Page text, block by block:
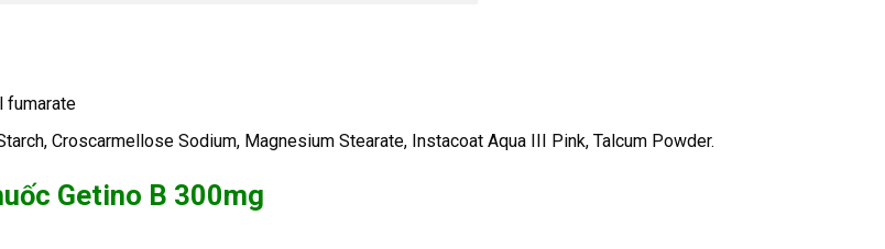
fumarate
Croscarmellose Sodium, Magnesium Stearate, Instacoat Aqua III Pink, Talcum Powder.
Getino B 300mg